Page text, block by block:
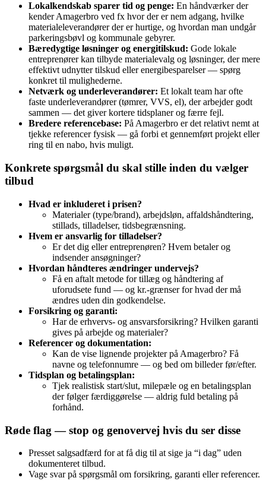
Lokalkendskab sparer tid og penge: En håndværker der
kender Amagerbro ved fx hvor der er nem adgang, hvilke
materialeleverandører der er hurtige, og hvordan man undgår
parkeringsbøvl og kommunale gebyrer.
Bæredygtige løsninger og energitilskud: Gode lokale
entreprenører kan tilbyde materialevalg og løsninger, der mere
effektivt udnytter tilskud eller energibesparelser — spørg
konkret til mulighederne.
Netværk og underleverandører: Et lokalt team har ofte
faste underleverandører (tømrer, VVS, el), der arbejder godt
sammen — det giver kortere tidsplaner og færre fejl.
Bredere referencebase: På Amagerbro er det relativt nemt at
tjekke referencer fysisk — gå forbi et gennemført projekt eller
ring til en nabo, hvis muligt.
Konkrete spørgsmål du skal stille inden du vælger
tilbud
Hvad er inkluderet i prisen?
Materialer (type/brand), arbejdsløn, affaldshåndtering,
stillads, tilladelser, tidsbegrænsning.
Hvem er ansvarlig for tilladelser?
Er det dig eller entreprenøren? Hvem betaler og
indsender ansøgninger?
Hvordan håndteres ændringer undervejs?
Få en aftalt metode for tillæg og håndtering af
uforudsete fund — og kr.‑grænser for hvad der må
ændres uden din godkendelse.
Forsikring og garanti:
Har de erhvervs- og ansvarsforsikring? Hvilken garanti
gives på arbejde og materialer?
Referencer og dokumentation:
Kan de vise lignende projekter på Amagerbro? Få
navne og telefonnumre — og bed om billeder før/efter.
Tidsplan og betalingsplan:
Tjek realistisk start/slut, milepæle og en betalingsplan
der følger færdiggørelse — aldrig fuld betaling på
forhånd.
Røde flag — stop og genovervej hvis du ser disse
Presset salgsadfærd for at få dig til at sige ja “i dag” uden
dokumenteret tilbud.
Vage svar på spørgsmål om forsikring, garanti eller referencer.